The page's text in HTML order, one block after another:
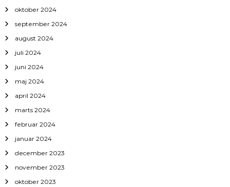
oktober 2024
september 2024
august 2024
juli 2024
juni 2024
maj 2024
april 2024
marts 2024
februar 2024
januar 2024
december 2023
november 2023
oktober 2023